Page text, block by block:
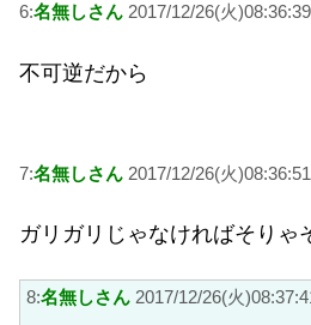
6:名無しさん 2017/12/26(火
不可逆だから
7:名無しさん 2017/12/26(火
ガリガリじゃなければそりゃ
8:名無しさん 2017/12/26(火